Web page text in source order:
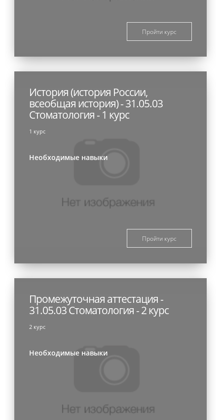
Пройти курс
История (история России,
всеобщая история) - 31.05.03
Стоматология - 1 курс
1 курс
Необходимые навыки
Пройти курс
Промежуточная аттестация -
31.05.03 Стоматология - 2 курс
2 курс
Необходимые навыки